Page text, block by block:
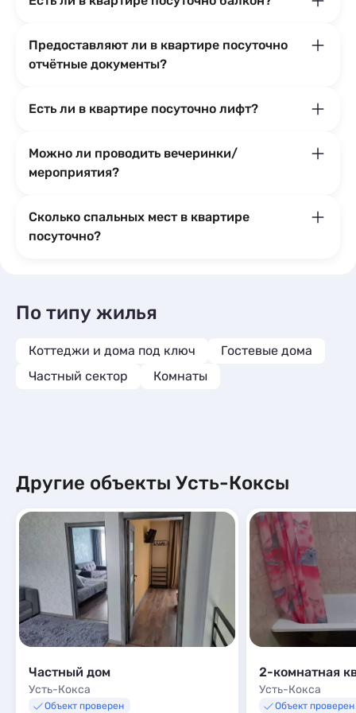
Предоставляют ли в квартире посуточно
отчётные документы?
Есть ли в квартире посуточно лифт?
Можно ли проводить вечеринки/
мероприятия?
Сколько спальных мест в квартире
посуточно?
По типу жилья
Коттеджи и дома под ключ
Гостевые дома
Частный сектор
Комнаты
Другие объекты Усть-Коксы
Частный дом
Усть-Кокса
Объект проверен
2-комнатная
Усть-Кокса
Объект проверен